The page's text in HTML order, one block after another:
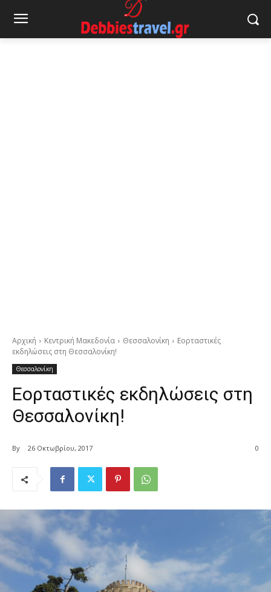
Αρχική Κεντρική Μακεδονία Θεσσαλονίκη
Εορταστικές
εκδηλώσεις στη Θεσσαλονίκη!
Θεσσαλονίκη
Εορταστικές εκδηλώσεις στη
Θεσσαλονίκη!
By 26 Οκτωβρίου, 2017 0